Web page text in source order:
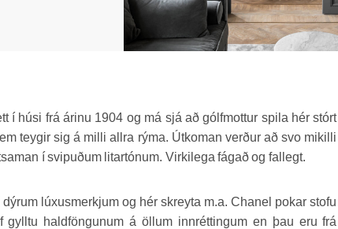
í húsi frá árinu 1904 og má sjá að gólfmottur spila hér stórt
teygir sig á milli allra rýma. Útkoman verður að svo mikilli
í svipuðum litartónum. Virkilega fágað og fallegt.
lúxusmerkjum og hér skreyta m.a. Chanel pokar stofu
haldföngunum á öllum innréttingum en þau eru frá